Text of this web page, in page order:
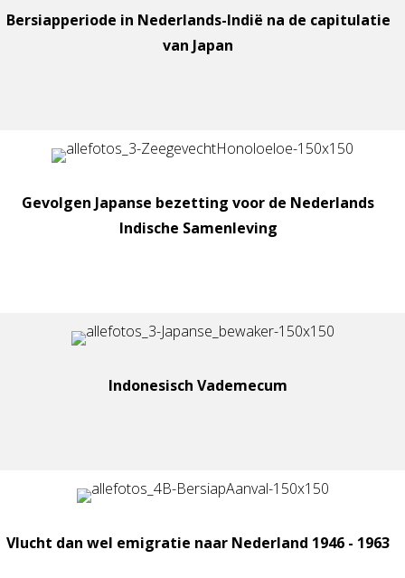
Bersiapperiode in Nederlands-Indië na de capitulatie
van Japan
Gevolgen Japanse bezetting voor de Nederlands
Indische Samenleving
Indonesisch Vademecum
Vlucht dan wel emigratie naar Nederland 1946 - 1963